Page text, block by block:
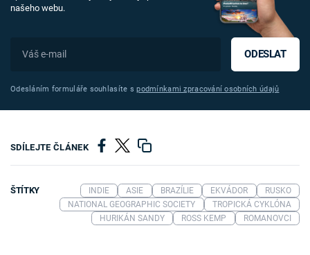
našeho webu.
ODESLAT
Odesláním formuláře souhlasíte spodmínkami zpracování osobních údajů
SDÍLEJTE ČLÁNEK
ŠTÍTKY INDIE ASIE BRAZÍLIE EKVÁDOR
RUSKO
NATIONAL GEOGRAPHIC SOCIETY
TROPICKÁ CYKLÓNA
HURIKÁN SANDY
ROSS KEMP ROMANOVCI